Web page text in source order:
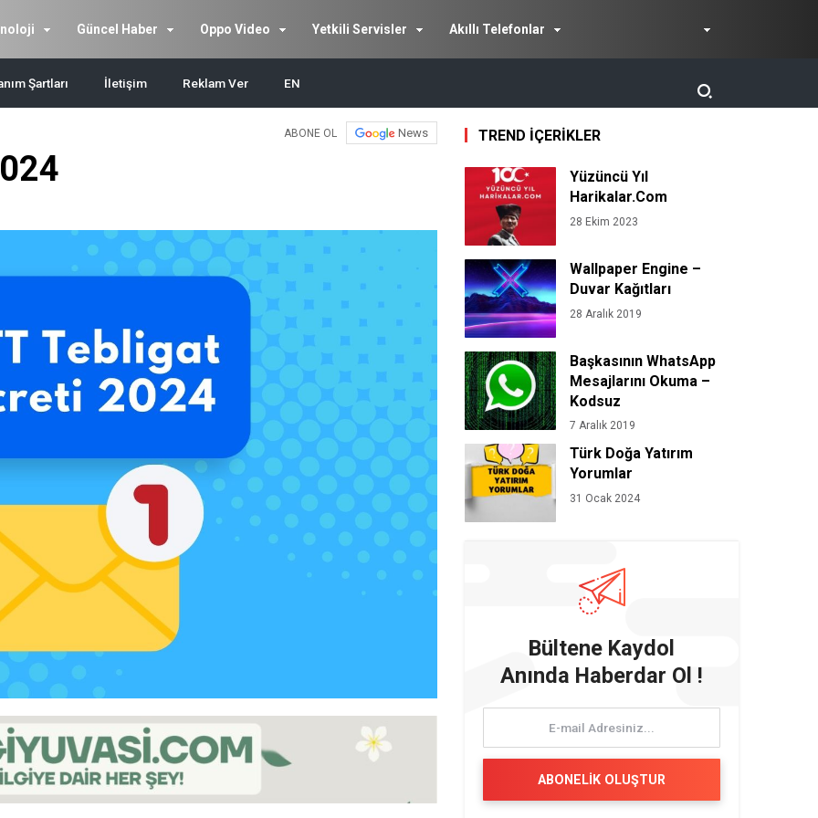
Güncel Haber Oppo Video Yetkili Servisler Akıllı Telefonlar
Şartları İletişim Reklam Ver EN
ABONE OL News TREND İÇERİKLER
Yüzüncü Yıl
Harikalar.Com
28 Ekim 2023
Wallpaper Engine –
Duvar Kağıtları
28 Aralık 2019
Başkasının WhatsApp
Mesajlarını Okuma –
Kodsuz
7 Aralık 2019
Türk Doğa Yatırım
Yorumlar
31 Ocak 2024
Bültene Kaydol
Anında Haberdar Ol !
ABONELİK OLUŞTUR